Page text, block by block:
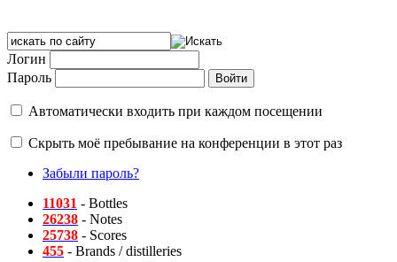
Логин
Пароль
Автоматически входить при каждом посещении
Скрыть моё пребывание на конференции в этот раз
Забыли пароль?
11031 - Bottles
26238 - Notes
25738 - Scores
455 - Brands / distilleries